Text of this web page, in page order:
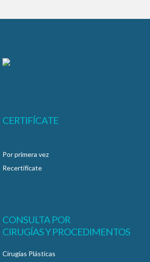
CERTIFÍCATE
Por primera vez
Recertifícate
CONSULTA POR
CIRUGÍAS Y PROCEDIMENTOS
Cirugías Plásticas